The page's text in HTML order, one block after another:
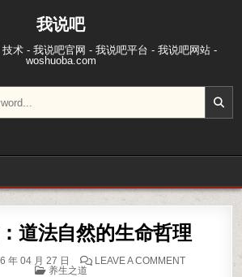
我说吧
术 - 我说吧官网 - 我说吧平台 - 我说吧网站 -
woshuoba.com
道法自然的生命哲理
年 04 月 27 日 LEAVE A COMMENTON 第246篇
POSTED IN
养生之道